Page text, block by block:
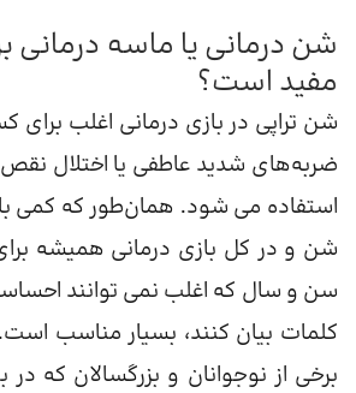
شن درمانی یا ماسه درمانی
مفید است؟
شن تراپی در بازی درمانی اغلب برای
ضربه‌های شدید عاطفی یا اختلال نقص
استفاده می شود. همان‌طور که کمی
شن و در کل بازی درمانی همیشه
سن و سال که اغلب نمی توانند
کلمات بیان کنند، بسیار مناسب
برخی از نوجوانان و بزرگسالان که